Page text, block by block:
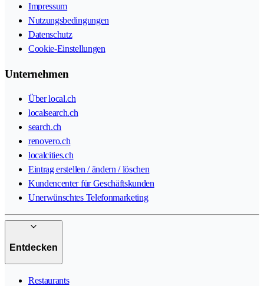
Impressum
Nutzungsbedingungen
Datenschutz
Cookie-Einstellungen
Unternehmen
Über local.ch
localsearch.ch
search.ch
renovero.ch
localcities.ch
Eintrag erstellen / ändern / löschen
Kundencenter für Geschäftskunden
Unerwünschtes Telefonmarketing
Entdecken
Restaurants